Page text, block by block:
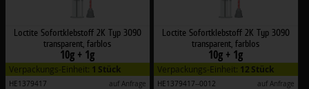
Loctite Sofortklebstoff 2K Typ 3090
transparent, farblos
10g + 1g
Verpackungs-Einheit: 1 Stück
HE1379417 auf Anfrage
Loctite Sofortklebstoff 2K Typ 3090
transparent, farblos
10g + 1g
Verpackungs-Einheit: 12 Stück
HE1379417--0012 auf Anfrage